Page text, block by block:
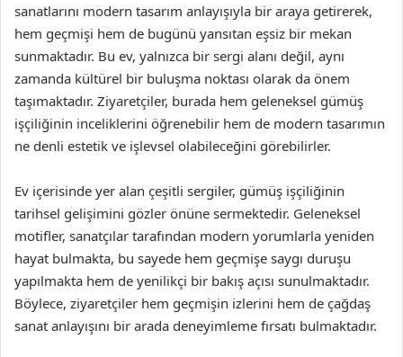
sanatlarını modern tasarım anlayışıyla bir araya getirerek,
hem geçmişi hem de bugünü yansıtan eşsiz bir mekan
sunmaktadır. Bu ev, yalnızca bir sergi alanı değil, aynı
zamanda kültürel bir buluşma noktası olarak da önem
taşımaktadır. Ziyaretçiler, burada hem geleneksel gümüş
işçiliğinin inceliklerini öğrenebilir hem de modern tasarımın
ne denli estetik ve işlevsel olabileceğini görebilirler.
Ev içerisinde yer alan çeşitli sergiler, gümüş işçiliğinin
tarihsel gelişimini gözler önüne sermektedir. Geleneksel
motifler, sanatçılar tarafından modern yorumlarla yeniden
hayat bulmakta, bu sayede hem geçmişe saygı duruşu
yapılmakta hem de yenilikçi bir bakış açısı sunulmaktadır.
Böylece, ziyaretçiler hem geçmişin izlerini hem de çağdaş
sanat anlayışını bir arada deneyimleme fırsatı bulmaktadır.